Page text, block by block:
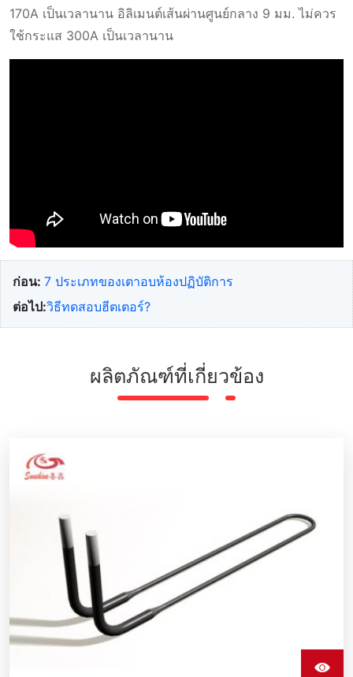
170A เป็นเวลานาน อิลิเมนต์เส้นผ่านศูนย์กลาง 9 มม. ไม่ควร
ใช้กระแส 300A เป็นเวลานาน
ก่อน: 7 ประเภทของเตาอบห้องปฏิบัติการ
ต่อไป:วิธีทดสอบฮีตเตอร์?
ผลิตภัณฑ์ที่เกี่ยวข้อง